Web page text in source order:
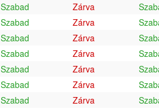
Szabad Zárva
Szabad Zárva
Szabad Zárva
Szabad Zárva
Szabad Zárva
Szabad Zárva
Szabad Zárva